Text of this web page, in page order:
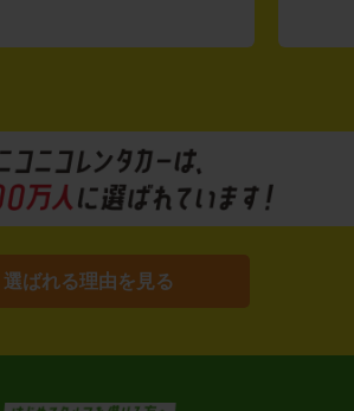
選ばれる理由を見る